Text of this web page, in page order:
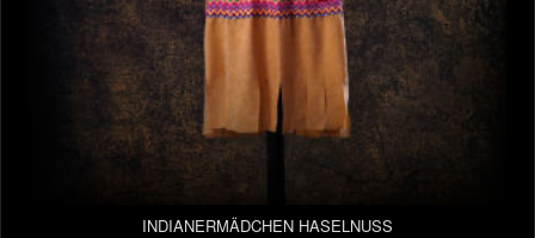
INDIANERMÄDCHEN HASELNUSS